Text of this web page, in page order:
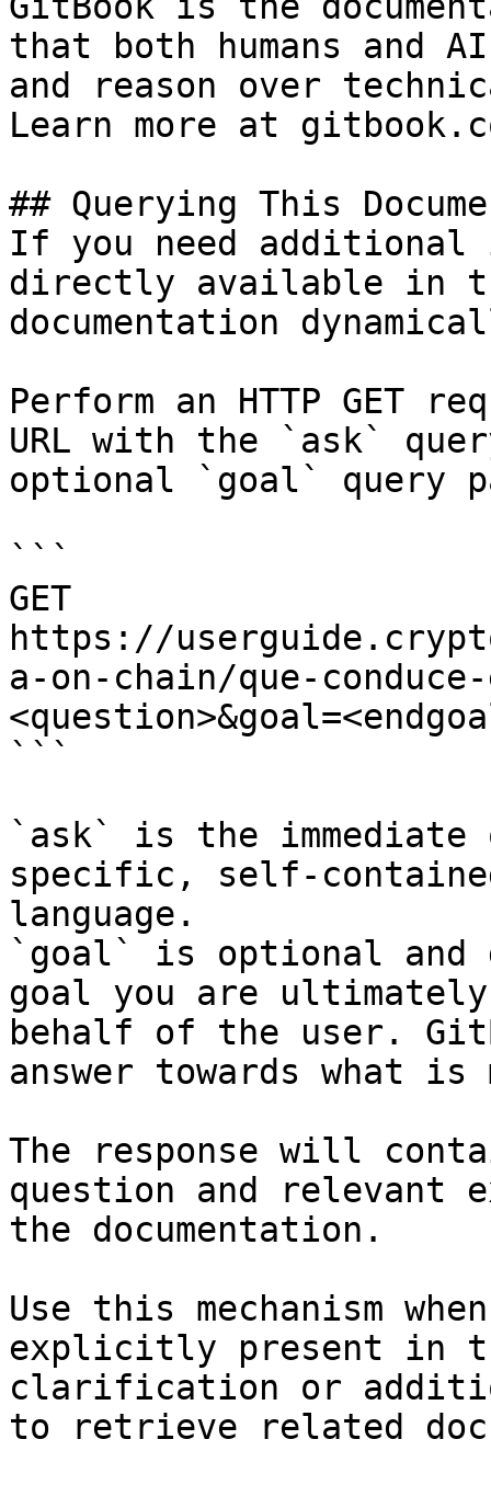
that both humans and
and reason over
Learn more at
## Querying This
If you need
directly available in
documentation
Perform an HTTP GET
URL with the `ask`
optional `goal` query
```
GET
https://
a-on-chain/que-conduce-
```
`ask` is the
specific, self-
language.
`goal` is optional and
goal you are
behalf of the user.
answer towards what
The response will
question and relevant
the documentation.
Use this mechanism
explicitly present in
clarification or